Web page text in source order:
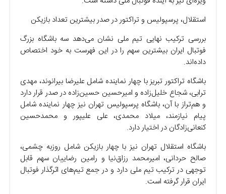
استقلال، پرسپولیس و تراکتور در صدر بیشترین تعداد بازیکن
بررسی ترکیب نهایی تیم ملی نشان می‌دهد سه باشگاه بزرگ
فوتبال ایران بیشترین سهم را در این فهرست به خود اختصاص
داده‌اند.
باشگاه تراکتور تبریز با چهار نماینده شامل علیرضا بیرانوند، مهدی
ترابی، شجاع خلیل‌زاده و امیرحسین حسین‌زاده در صدر قرار دارد
و هم‌تراز با آن، باشگاه پرسپولیس تهران نیز چهار نماینده شامل
پیام نیازمند، میلاد محمدی، علی علیپور و محمدحسین
کنعانی‌زادگان در اختیار دارد.
باشگاه استقلال تهران نیز با چهار بازیکن شامل روزبه چشمی،
صالح حردانی، امیرمحمد رزاق‌نیا و رامین رضاییان سهم قابل
توجهی در ترکیب تیم ملی دارد و در جمع تیم‌های اثرگذار فوتبال
ایران قرار گرفته است.